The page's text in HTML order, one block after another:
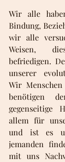
Wir alle
Bindung,
wir alle
Weisen,
befriedigen.
unserer
Wir
benötigen
gegenseitige
allem für
und ist es
jemanden
mit uns